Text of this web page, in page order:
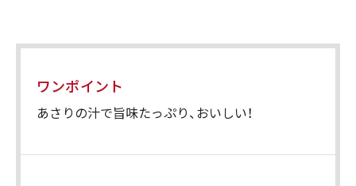
ワンポイント
あさりの汁で旨味たっぷり、おいしい！